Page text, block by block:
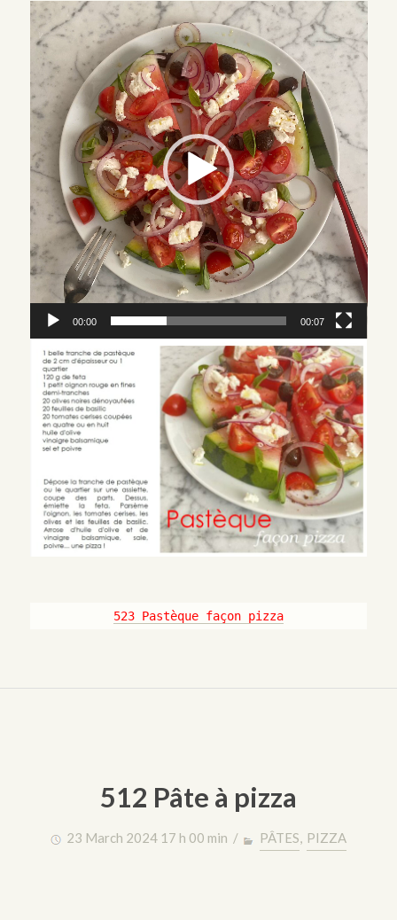
Lecteur
vidéo
00:00 00:07
523 Pastèque façon pizza
512 Pâte à pizza
23 March 2024 17 h 00 min / PÂTES, PIZZA